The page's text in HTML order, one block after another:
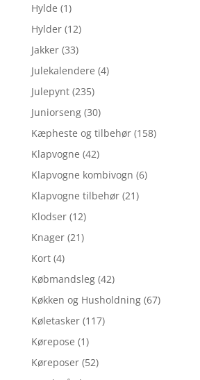
Hylde (1)
Hylder (12)
Jakker (33)
Julekalendere (4)
Julepynt (235)
Juniorseng (30)
Kæpheste og tilbehør (158)
Klapvogne (42)
Klapvogne kombivogn (6)
Klapvogne tilbehør (21)
Klodser (12)
Knager (21)
Kort (4)
Købmandsleg (42)
Køkken og Husholdning (67)
Køletasker (117)
Kørepose (1)
Køreposer (52)